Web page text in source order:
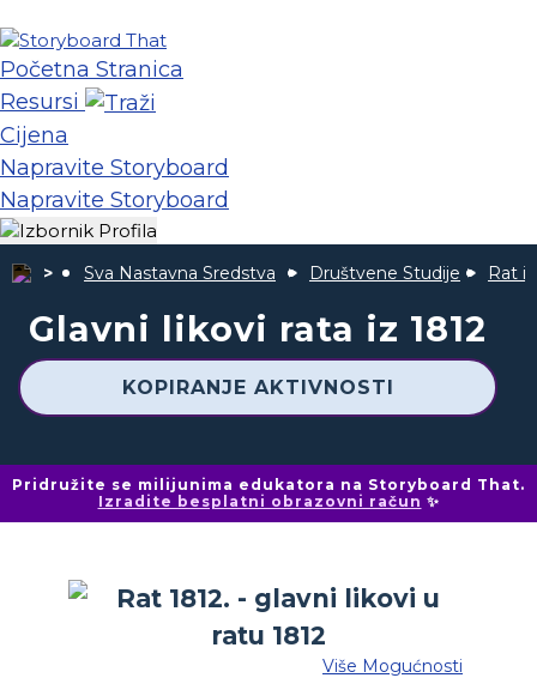
Početna Stranica
Resursi
Cijena
Napravite Storyboard
Napravite Storyboard
Sva Nastavna Sredstva Društvene Studije Rat
Glavni likovi rata iz 1812
KOPIRANJE AKTIVNOSTI
Pridružite se milijunima edukatora na Storyboard That.
Izradite besplatni obrazovni račun ✨
Više Mogućnosti